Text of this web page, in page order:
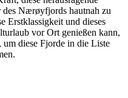
des Nærøyfjords hautnah zu
Erstklassigkeit und dieses
vor Ort genießen kann,
diese Fjorde in die Liste